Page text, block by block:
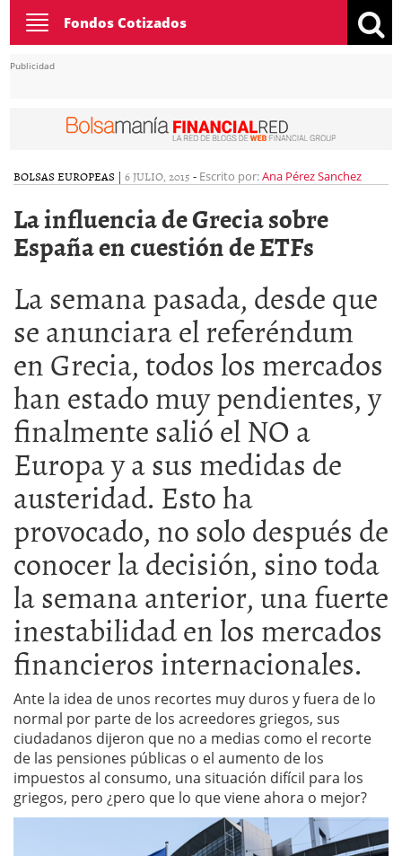
Toggle
navigation
Fondos Cotizados
Publicidad
BOLSAS EUROPEAS | 6 JULIO, 2015 - Escrito por:Ana Pérez Sanchez
La influencia de Grecia sobre
España en cuestión de ETFs
La semana pasada, desde que
se anunciara el referéndum
en Grecia, todos los mercados
han estado muy pendientes, y
finalmente salió el NO a
Europa y a sus medidas de
austeridad. Esto ha
provocado, no solo después de
conocer la decisión, sino toda
la semana anterior, una fuerte
inestabilidad en los mercados
financieros internacionales.
Ante la idea de unos recortes muy duros y fuera de lo
normal por parte de los acreedores griegos, sus
ciudadanos dijeron que no a medias como el recorte
de las pensiones públicas o el aumento de los
impuestos al consumo, una situación difícil para los
griegos, pero ¿pero que lo que viene ahora o mejor?